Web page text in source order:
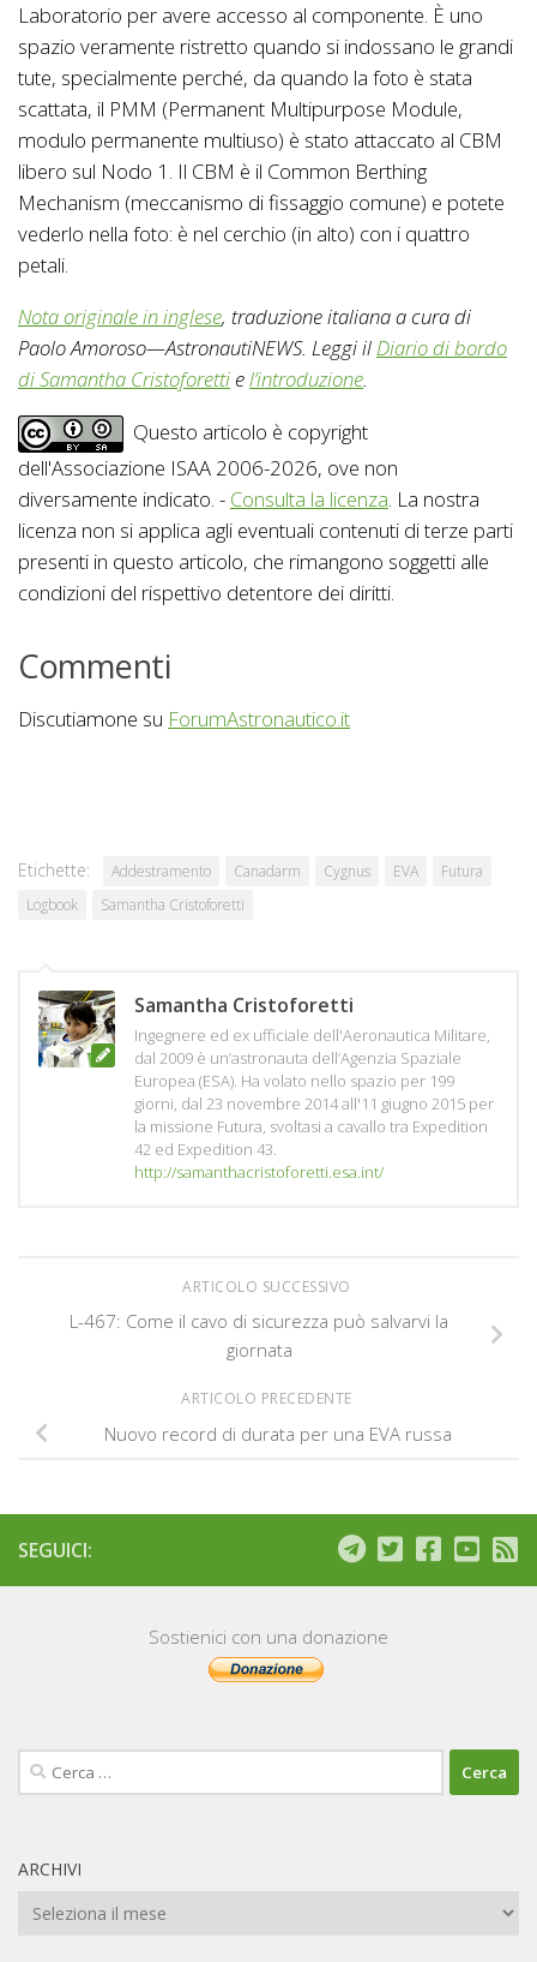
Laboratorio per avere accesso al componente. È uno
spazio veramente ristretto quando si indossano le grandi
tute, specialmente perché, da quando la foto è stata
scattata, il PMM (Permanent Multipurpose Module,
modulo permanente multiuso) è stato attaccato al CBM
libero sul Nodo 1. Il CBM è il Common Berthing
Mechanism (meccanismo di fissaggio comune) e potete
vederlo nella foto: è nel cerchio (in alto) con i quattro
petali.
Nota originale in inglese, traduzione italiana a cura di
Paolo Amoroso—AstronautiNEWS. Leggi ilDiario di bordo
di Samantha Cristoforetti el’introduzione.
Questo articolo è copyright
dell'Associazione ISAA 2006-2026, ove non
diversamente indicato. - Consulta la licenza . La nostra
licenza non si applica agli eventuali contenuti di terze parti
presenti in questo articolo, che rimangono soggetti alle
condizioni del rispettivo detentore dei diritti.
Commenti
Discutiamone su ForumAstronautico.it
Etichette: Addestramento Canadarm Cygnus EVA
Futura
Logbook
Samantha Cristoforetti
Samantha Cristoforetti
Ingegnere ed ex ufficiale dell'Aeronautica Militare,
dal 2009 è un’astronauta dell’Agenzia Spaziale
Europea (ESA). Ha volato nello spazio per 199
giorni, dal 23 novembre 2014 all'11 giugno 2015 per
la missione Futura, svoltasi a cavallo tra Expedition
42 ed Expedition 43.
http://samanthacristoforetti.esa.int/
ARTICOLO SUCCESSIVO
L-467: Come il cavo di sicurezza può salvarvi la
giornata
ARTICOLO PRECEDENTE
Nuovo record di durata per una EVA russa
SEGUICI:
Sostienici con una donazione
Ricerca
per:
ARCHIVI
Archivi